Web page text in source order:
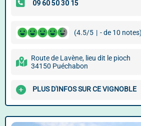
(4.5/5 | - de 10 notes)
Route de Lavène, lieu dit le pioch
34150 Puéchabon
PLUS D'INFOS SUR CE VIGNOBLE